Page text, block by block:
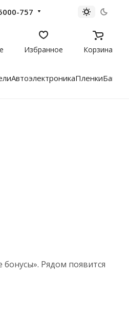
757
Избранное Корзина
АвтоэлектроникаПленки
Рядом появится